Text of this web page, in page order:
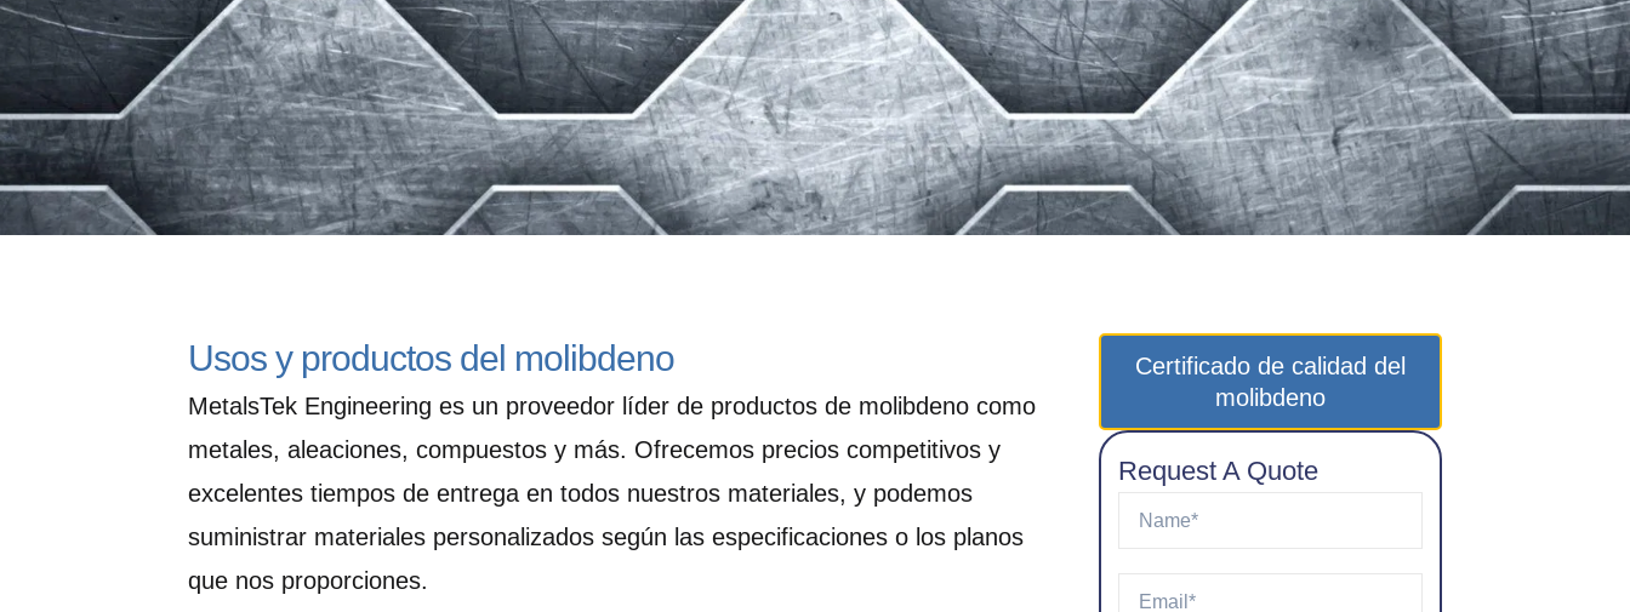
Usos y productos del molibdeno
MetalsTek Engineering es un proveedor líder de productos de molibdeno como
metales, aleaciones, compuestos y más. Ofrecemos precios competitivos y
excelentes tiempos de entrega en todos nuestros materiales, y podemos
suministrar materiales personalizados según las especificaciones o los planos
que nos proporciones.
Certificado de calidad del
molibdeno
Request A Quote